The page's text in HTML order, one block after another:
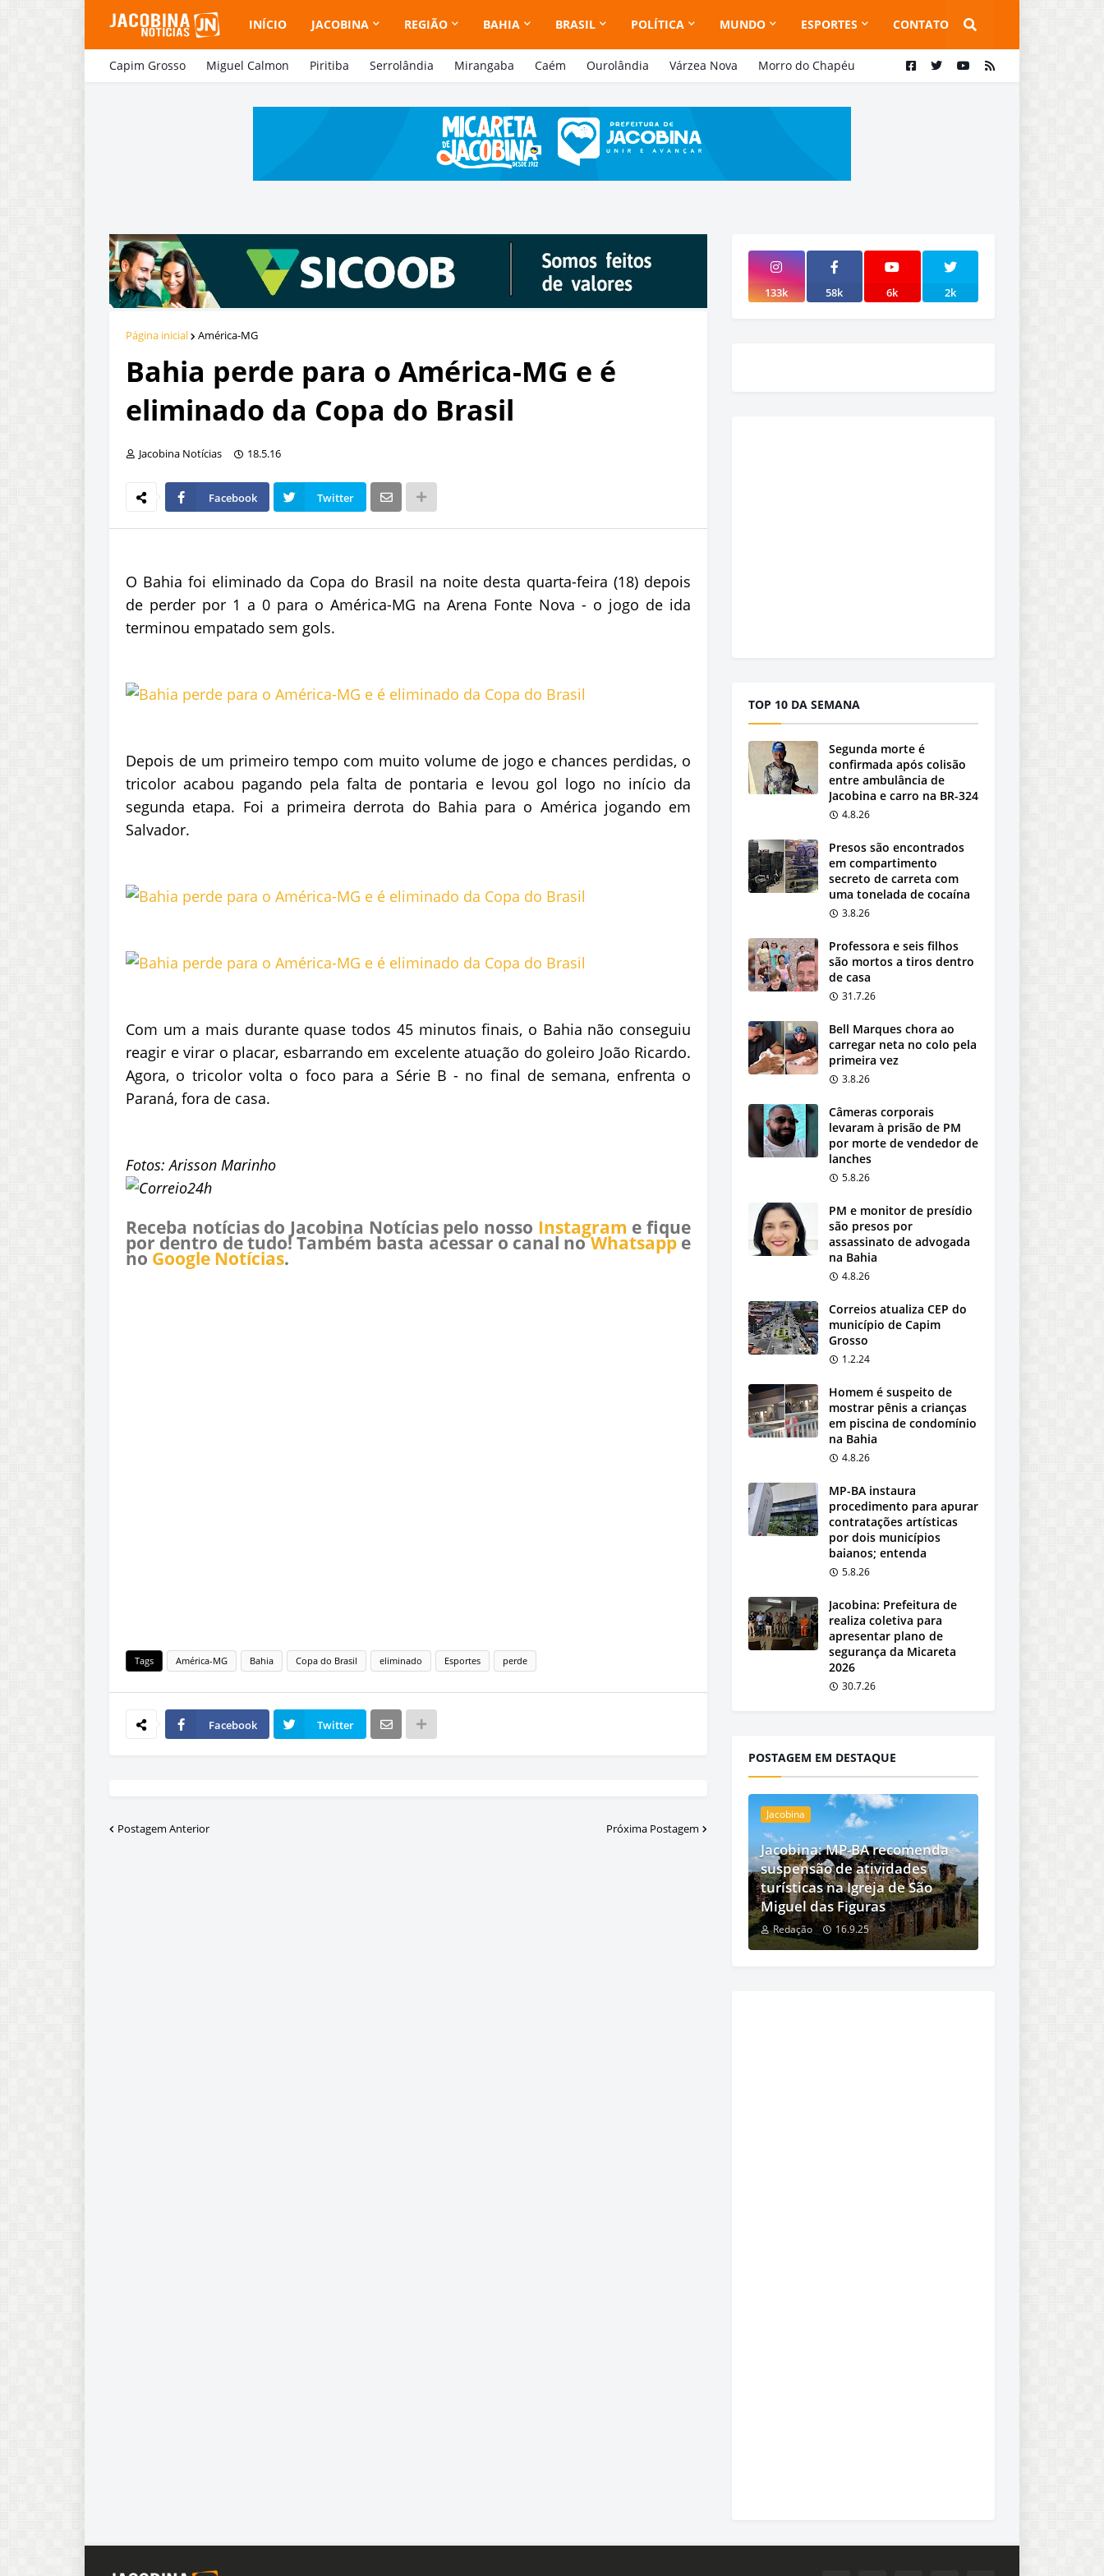
INÍCIO JACOBINA REGIÃO BAHIA BRASIL POLÍTICA MUNDO ESPORTES CONTATO
Capim Grosso Miguel Calmon Piritiba Serrolândia Mirangaba Caém Ourolândia Várzea Nova Morro do Chapéu
Página inicial América-MG
Bahia perde para o América-MG e é
eliminado da Copa do Brasil
Jacobina Notícias 18.5.16
Facebook Twitter
O Bahia foi eliminado da Copa do Brasil na noite desta quarta-feira (18) depois
de perder por 1 a 0 para o América-MG na Arena Fonte Nova - o jogo de ida
terminou empatado sem gols.
Depois de um primeiro tempo com muito volume de jogo e chances perdidas, o
tricolor acabou pagando pela falta de pontaria e levou gol logo no início da
segunda etapa. Foi a primeira derrota do Bahia para o América jogando em
Salvador.
Com um a mais durante quase todos 45 minutos finais, o Bahia não conseguiu
reagir e virar o placar, esbarrando em excelente atuação do goleiro João Ricardo.
Agora, o tricolor volta o foco para a Série B - no final de semana, enfrenta o
Paraná, fora de casa.
Fotos: Arisson Marinho
Receba notícias do Jacobina Notícias pelo nosso Instagram e fique
por dentro de tudo! Também basta acessar o canal noWhatsappe
no Google Notícias.
Tags América-MG Bahia Copa do Brasil eliminado Esportes perde
Facebook Twitter
Postagem Anterior Próxima Postagem
133k 58k 6k 2k
TOP 10 DA SEMANA
Segunda morte é
confirmada após colisão
entre ambulância de
Jacobina e carro na BR-324
4.8.26
Presos são encontrados
em compartimento
secreto de carreta com
uma tonelada de cocaína
3.8.26
Professora e seis filhos
são mortos a tiros dentro
de casa
31.7.26
Bell Marques chora ao
carregar neta no colo pela
primeira vez
3.8.26
Câmeras corporais
levaram à prisão de PM
por morte de vendedor de
lanches
5.8.26
PM e monitor de presídio
são presos por
assassinato de advogada
na Bahia
4.8.26
Correios atualiza CEP do
município de Capim
Grosso
1.2.24
Homem é suspeito de
mostrar pênis a crianças
em piscina de condomínio
na Bahia
4.8.26
MP-BA instaura
procedimento para apurar
contratações artísticas
por dois municípios
baianos; entenda
5.8.26
Jacobina: Prefeitura de
realiza coletiva para
apresentar plano de
segurança da Micareta
2026
30.7.26
POSTAGEM EM DESTAQUE
Jacobina
Jacobina: MP-BA recomenda
suspensão de atividades
turísticas na Igreja de São
Miguel das Figuras
Redação 16.9.25